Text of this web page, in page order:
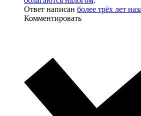
Ответ написан более трёх лет
Комментировать